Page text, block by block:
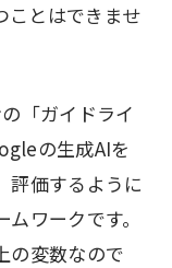
ことはできませ
「ガイドライ
の生成AIを
評価するように
ワークです。
の変数なので